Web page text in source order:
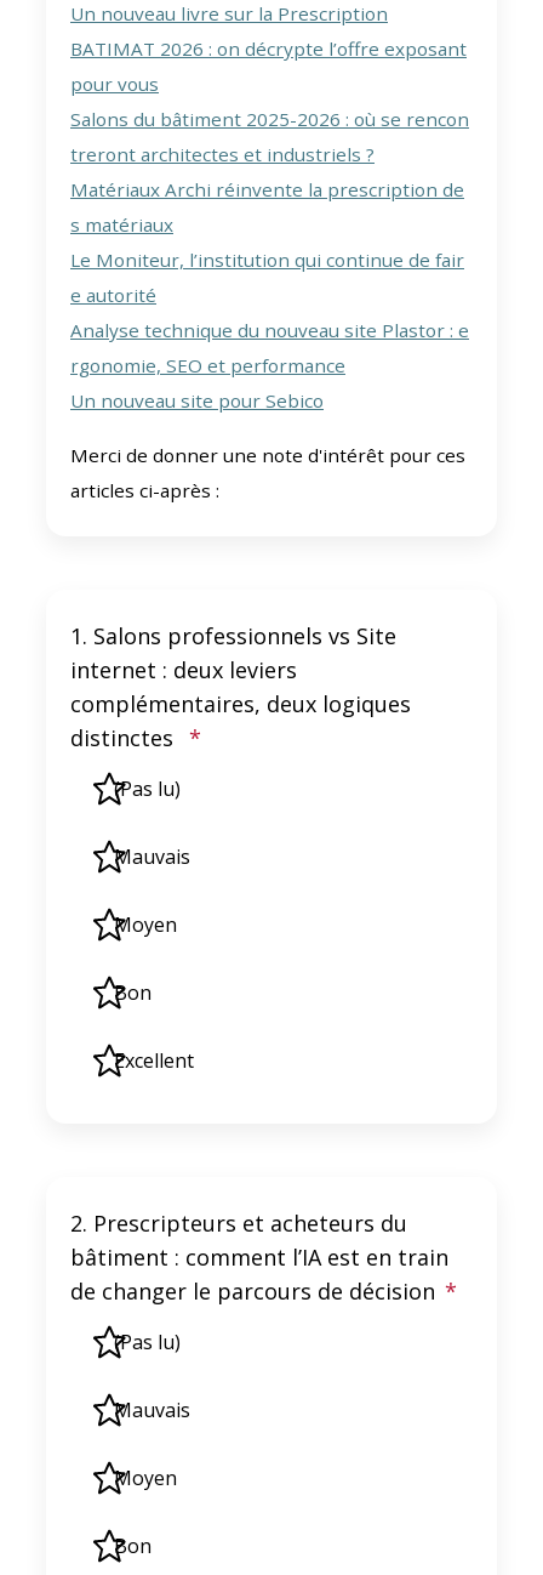
Un nouveau livre sur la Prescription
BATIMAT 2026 : on décrypte l’offre exposant
pour vous
Salons du bâtiment 2025-2026 : où se rencon
treront architectes et industriels ?
Matériaux Archi réinvente la prescription de
s matériaux
Le Moniteur, l’institution qui continue de fair
e autorité
Analyse technique du nouveau site Plastor : e
rgonomie, SEO et performance
Un nouveau site pour Sebico
Merci de donner une note d'intérêt pour ces
articles ci-après :
1. Salons professionnels vs Site
internet : deux leviers
complémentaires, deux logiques
distinctes *
(Pas lu)
Mauvais
Moyen
Bon
Excellent
2. Prescripteurs et acheteurs du
bâtiment : comment l’IA est en train
de changer le parcours de décision *
(Pas lu)
Mauvais
Moyen
Bon